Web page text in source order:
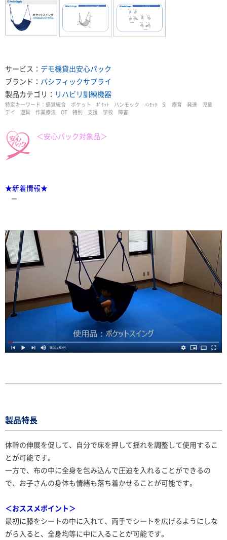
サービス： デモ機貸出安心パック
ブランド： パシフィックサプライ
製品カテゴリ： リハビリ訓練機器
特定キーワード： 感覚統合 ポケット ﾎﾟｹｯﾄ ハンモック ﾊﾝﾓｯｸ SI 療育 発達 児童
デイ 遊具 作業療法 OT 特別 支援 学校 障害
＜安心パック対象品＞
★新着情報★
ー
製品特長
体幹の伸展を促して、自分で床を押して揺れを調整して使用するこ
とが可能です。
一方で、布の中に全身を包み込んで圧迫を入れることができるの
で、お子さんの身体も情緒も落ち着かせることが可能です。
＜おススメポイント＞
最初に膝をシートの中に入れて、両手でシートを広げるようにしな
がら入ると、全身均等に中に入ることが可能です。